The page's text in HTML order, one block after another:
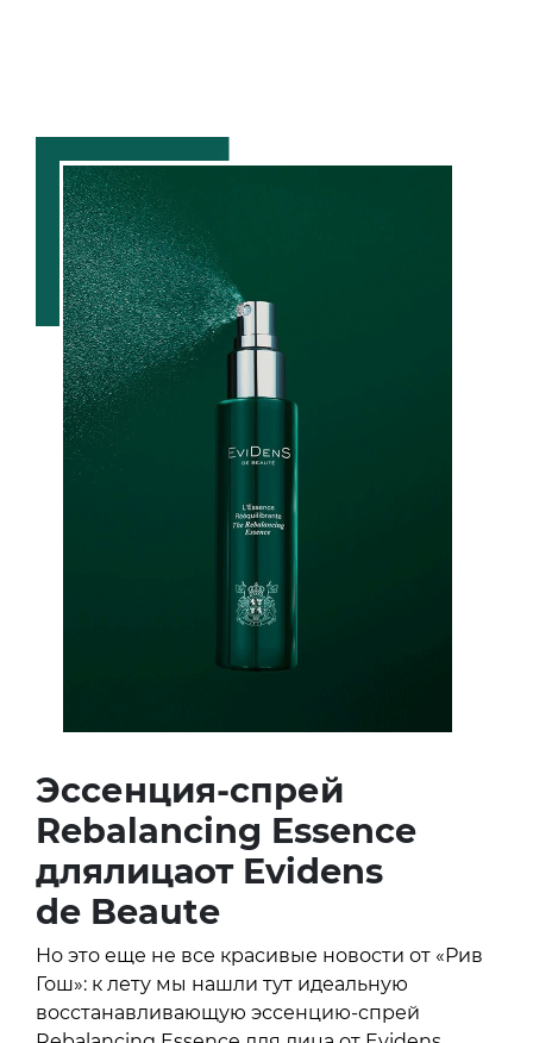
Эссенция-спрей
Rebalancing Essence
длялицаот Evidens
de Beaute
Но это еще не все красивые новости от «Рив
Гош»: к лету мы нашли тут идеальную
восстанавливающую эссенцию-спрей